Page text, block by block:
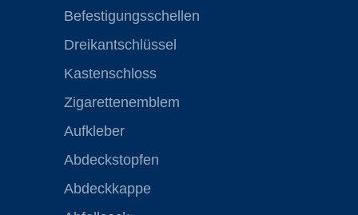
Befestigungsschellen
Dreikantschlüssel
Kastenschloss
Zigarettenemblem
Aufkleber
Abdeckstopfen
Abdeckkappe